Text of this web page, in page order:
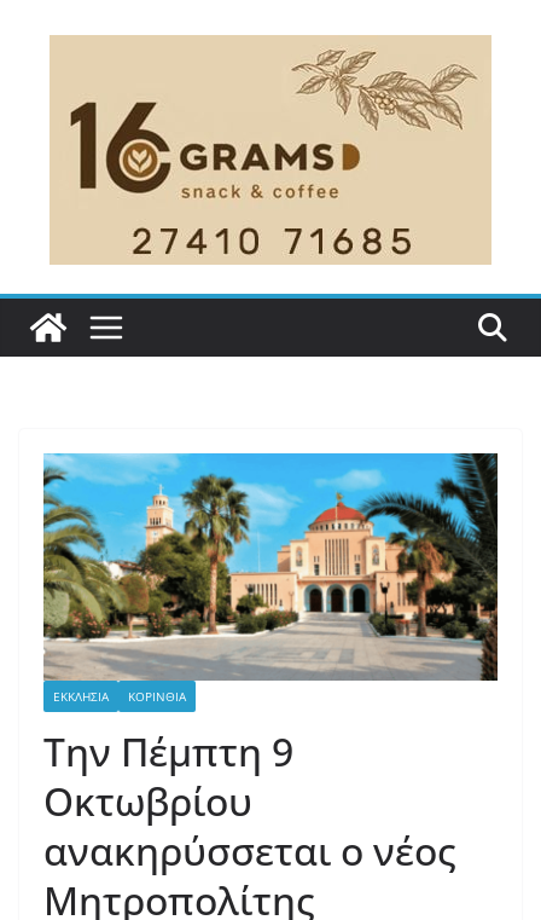
ΕΚΚΛΗΣΙΑ ΚΟΡΙΝΘΙΑ
Την Πέμπτη 9
Οκτωβρίου
ανακηρύσσεται ο νέος
Μητροπολίτης